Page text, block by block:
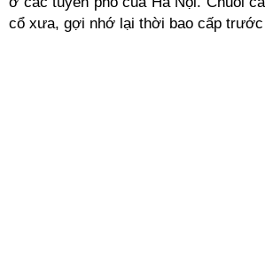
cổ xưa, gợi nhớ lại thời bao cấp